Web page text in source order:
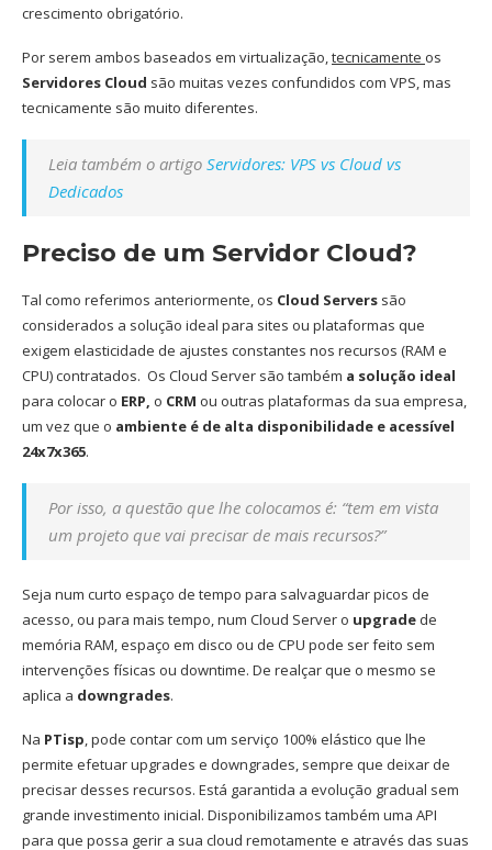
crescimento obrigatório.
Por serem ambos baseados em virtualização,tecnicamente os
Servidores Cloud são muitas vezes confundidos com VPS, mas
tecnicamente são muito diferentes.
Leia também o artigo Servidores: VPS vs Cloud vs
Dedicados
Preciso de um Servidor Cloud?
Tal como referimos anteriormente, os Cloud Servers são
considerados a solução ideal para sites ou plataformas que
exigem elasticidade de ajustes constantes nos recursos (RAM e
CPU) contratados. Os Cloud Server são também a solução ideal
para colocar o ERP, o CRM ou outras plataformas da sua empresa,
um vez que o ambiente é de alta disponibilidade e acessível
24x7x365.
Por isso, a questão que lhe colocamos é: “tem em vista
um projeto que vai precisar de mais recursos?”
Seja num curto espaço de tempo para salvaguardar picos de
acesso, ou para mais tempo, num Cloud Server o upgrade de
memória RAM, espaço em disco ou de CPU pode ser feito sem
intervenções físicas ou downtime. De realçar que o mesmo se
aplica a downgrades.
Na PTisp, pode contar com um serviço 100% elástico que lhe
permite efetuar upgrades e downgrades, sempre que deixar de
precisar desses recursos. Está garantida a evolução gradual sem
grande investimento inicial. Disponibilizamos também uma API
para que possa gerir a sua cloud remotamente e através das suas